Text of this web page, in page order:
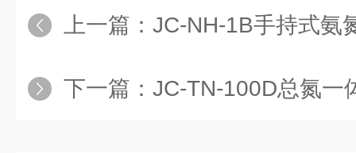
上一篇： JC-NH-1B手持式氨
下一篇： JC-TN-100D总氮一